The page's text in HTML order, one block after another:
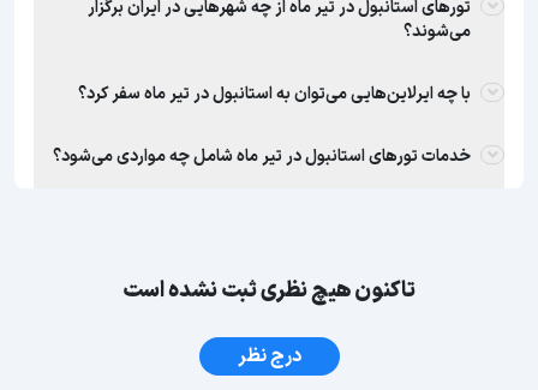
تورهای استانبول در تیر ماه از چه شهرهایی در ایران برگزار
می‌شوند؟
با چه ایرلاین‌هایی می‌توان به استانبول در تیر ماه سفر کرد؟
خدمات تورهای استانبول در تیر ماه شامل چه مواردی می‌شود؟
تاکنون هیچ نظری ثبت نشده است
درج نظر